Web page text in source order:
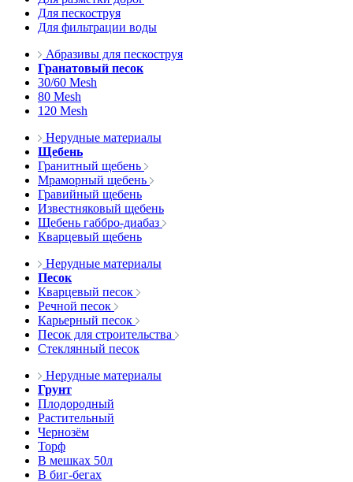
Для пескоструя
Для фильтрации воды
Абразивы для пескоструя
Гранатовый песок
30/60 Mesh
80 Mesh
120 Mesh
Нерудные материалы
Щебень
Гранитный щебень
Мраморный щебень
Гравийный щебень
Известняковый щебень
Щебень габбро-диабаз
Кварцевый щебень
Нерудные материалы
Песок
Кварцевый песок
Речной песок
Карьерный песок
Песок для строительства
Стеклянный песок
Нерудные материалы
Грунт
Плодородный
Растительный
Чернозём
Торф
В мешках 50л
В биг-бегах